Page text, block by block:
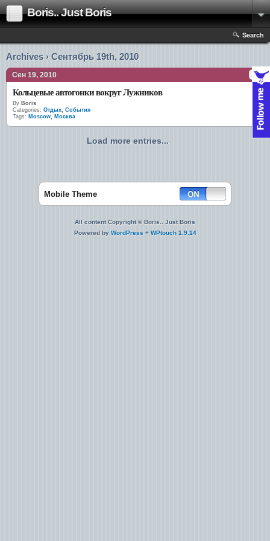
Boris.. Just Boris
Search
Archives › Сентябрь 19th, 2010
Сен 19, 2010
Кольцевые автогонки вокруг Лужников
By Boris
Categories: Отдых, События
Tags: Moscow, Москва
Load more entries...
Mobile Theme
All content Copyright © Boris.. Just Boris
Powered by WordPress + WPtouch 1.9.14